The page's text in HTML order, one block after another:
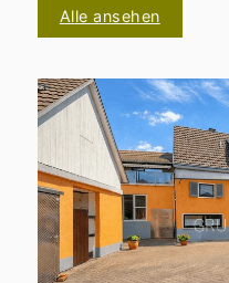
Alle ansehen